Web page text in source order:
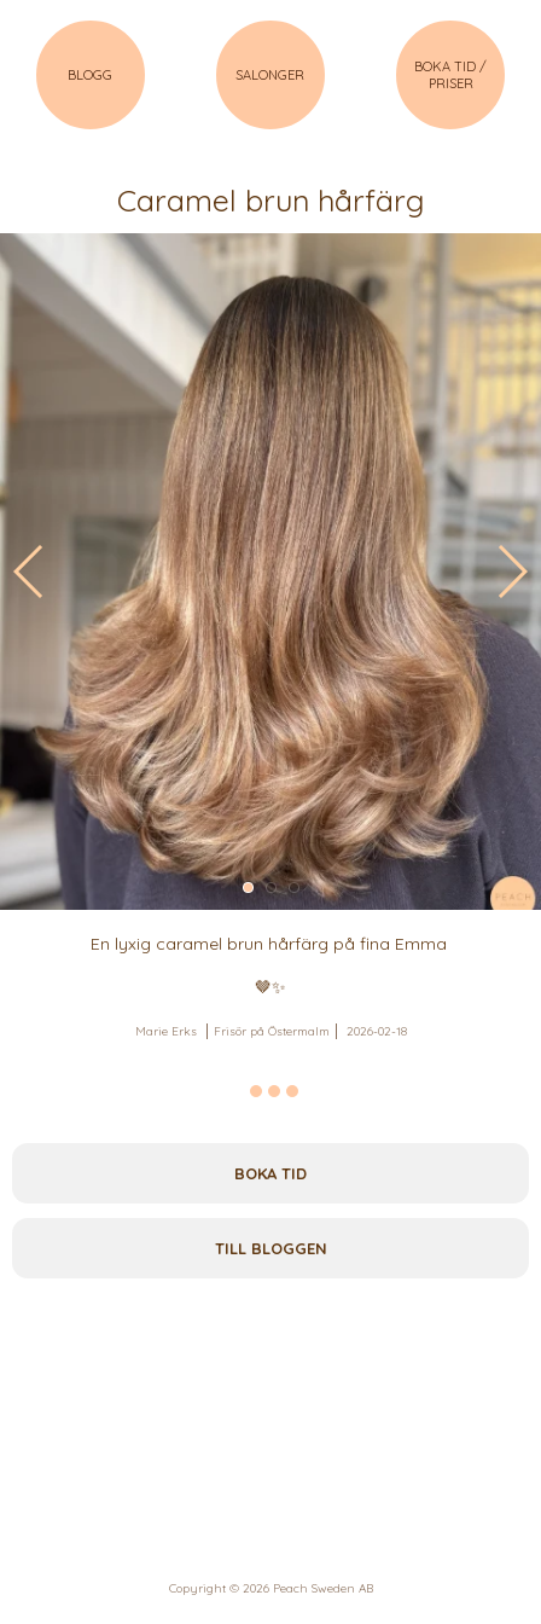
BLOGG SALONGER
BOKA TID /
PRISER
Caramel brun hårfärg
En lyxig caramel brun hårfärg på fina Emma
🤎✨
Marie Erks Frisör på Östermalm 2026-02-18
BOKA TID
TILL BLOGGEN
Copyright © 2026 Peach Sweden AB